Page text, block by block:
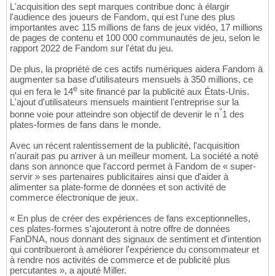
L'acquisition des sept marques contribue donc à élargir
l'audience des joueurs de Fandom, qui est l'une des plus
importantes avec 115 millions de fans de jeux vidéo, 17 millions
de pages de contenu et 100 000 communautés de jeu, selon le
rapport 2022 de Fandom sur l'état du jeu.
De plus, la propriété de ces actifs numériques aidera Fandom à
augmenter sa base d'utilisateurs mensuels à 350 millions, ce
qui en fera le 14e site financé par la publicité aux États-Unis.
L'ajout d'utilisateurs mensuels maintient l'entreprise sur la
bonne voie pour atteindre son objectif de devenir le n°1 des
plates-formes de fans dans le monde.
Avec un récent ralentissement de la publicité, l'acquisition
n'aurait pas pu arriver à un meilleur moment. La société a noté
dans son annonce que l'accord permet à Fandom de « super-
servir » ses partenaires publicitaires ainsi que d'aider à
alimenter sa plate-forme de données et son activité de
commerce électronique de jeux.
« En plus de créer des expériences de fans exceptionnelles,
ces plates-formes s'ajouteront à notre offre de données
FanDNA, nous donnant des signaux de sentiment et d'intention
qui contribueront à améliorer l'expérience du consommateur et
à rendre nos activités de commerce et de publicité plus
percutantes », a ajouté Miller.